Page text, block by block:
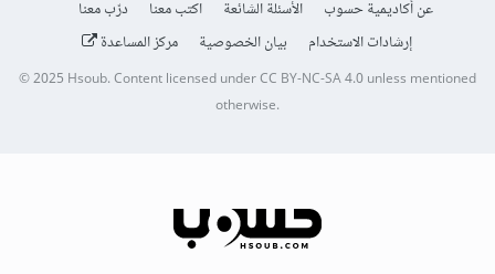
عن أكاديمية حسوب الأسئلة الشائعة اكتب معنا
درّب معنا
إرشادات الاستخدام
بيان الخصوصية مركز المساعدة
© 2025 Hsoub.Content licensed underCC BY-NC-SA 4.0unless mentioned
otherwise.